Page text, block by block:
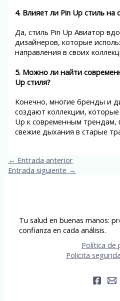
4. Влияет ли Pin Up стиль
Да, стиль Pin Up Авиатор
дизайнеров, которые
направления в своих
5. Можно ли найти
Up стиля?
Конечно, многие бренды и
создают коллекции,
Up к современным трендам,
свежие дыхания в старые
← Entrada anterior
Entrada siguiente →
Tu salud en buenas manos:
confianza en cada análisis.
Política de
Policita